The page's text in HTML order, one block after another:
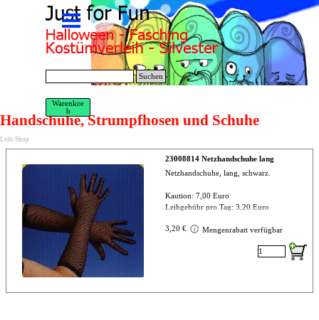
Direkt zum Seiteninhalt
Suchen
Menü überspringen
Warenkor
b
Handschuhe, Strumpfhosen und Schuhe
Leih-Shop
23008814 Netzhandschuhe lang
Netzhandschuhe, lang, schwarz.
Kaution: 7,00 Euro
Leihgebühr pro Tag: 3,20 Euro
3,20 € Mengenrabatt verfügbar